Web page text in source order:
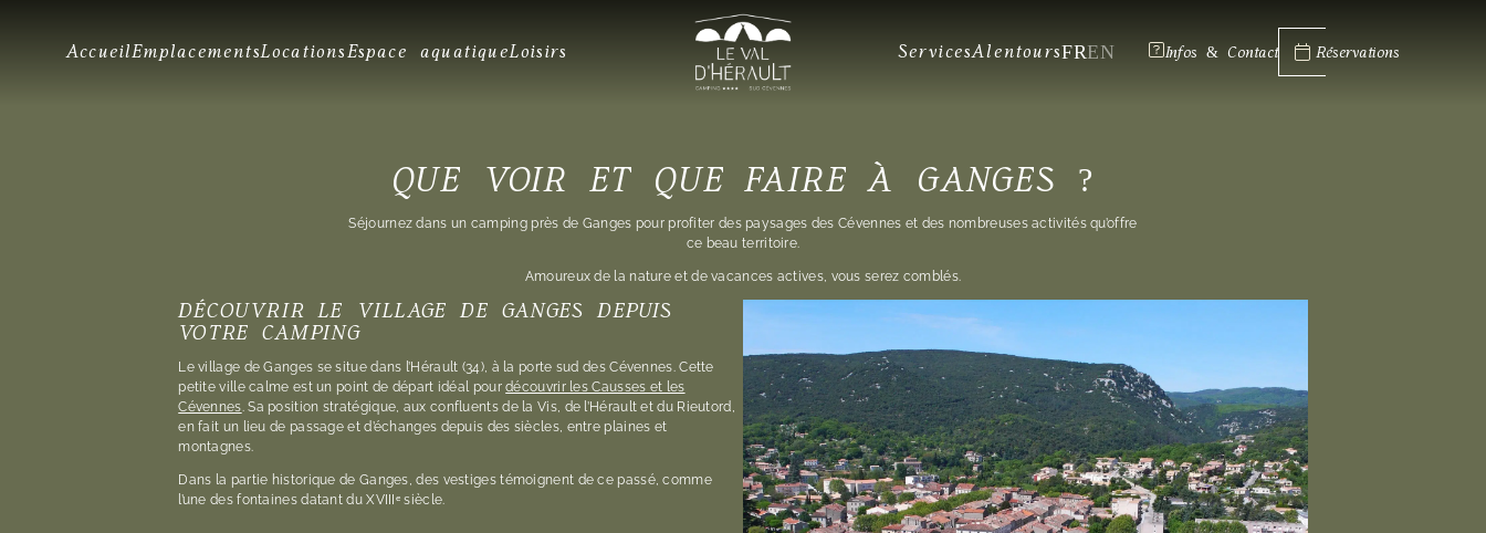
AccueilEmplacementsLocationsEspace aquatiqueLoisirs ServicesAlentoursFREN Infos & Contact Réservations
QUE VOIR ET QUE FAIRE À GANGES ?
Séjournez dans un camping près de Ganges pour profiter des paysages des Cévennes et des nombreuses activités qu’offre
ce beau territoire.
Amoureux de la nature et de vacances actives, vous serez comblés.
DÉCOUVRIR LE VILLAGE DE GANGES DEPUIS
VOTRE CAMPING
Le village de Ganges se situe dans l’Hérault (34), à la porte sud des Cévennes. Cette
petite ville calme est un point de départ idéal pourdécouvrir les Causses et les
Cévennes. Sa position stratégique, aux confluents de la Vis, de l’Hérault et du Rieutord,
en fait un lieu de passage et d’échanges depuis des siècles, entre plaines et
montagnes.
Dans la partie historique de Ganges, des vestiges témoignent de ce passé, comme
l’une des fontaines datant du XVIIIᵉ siècle.